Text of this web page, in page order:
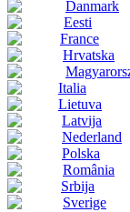
Danmark
Eesti
France
Hrvatska
Italia
Lietuva
Latvija
Nederland
Polska
România
Srbija
Sverige